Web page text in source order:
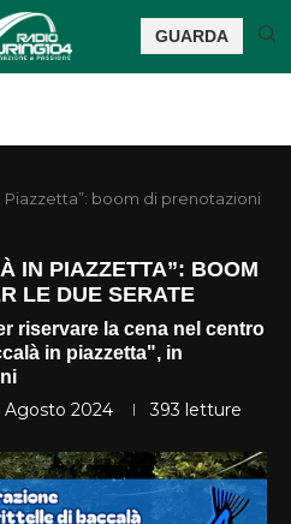
GUARDA
Piazzetta”: boom di prenotazioni
IN PIAZZETTA”: BOOM
LE DUE SERATE
riservare la cena nel centro
in piazzetta", in
Agosto 2024 393 letture